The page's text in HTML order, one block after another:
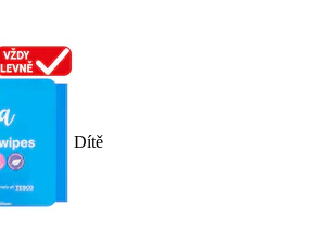
Dítě